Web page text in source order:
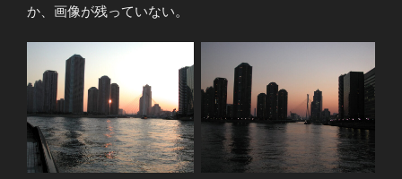
か、画像が残っていない。